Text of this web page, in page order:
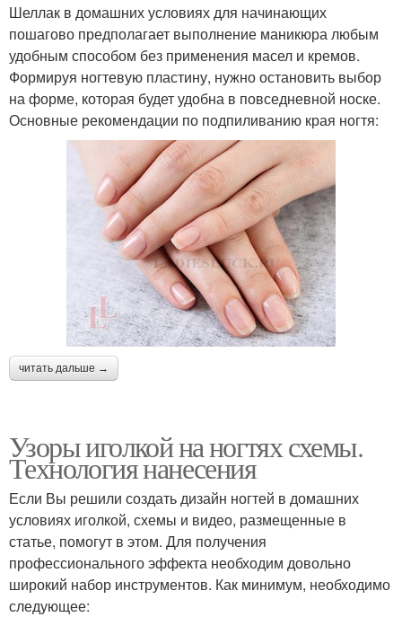
Шеллак в домашних условиях для начинающих
пошагово предполагает выполнение маникюра любым
удобным способом без применения масел и кремов.
Формируя ногтевую пластину, нужно остановить выбор
на форме, которая будет удобна в повседневной носке.
Основные рекомендации по подпиливанию края ногтя:
читать дальше →
Узоры иголкой на ногтях схемы.
Технология нанесения
Если Вы решили создать дизайн ногтей в домашних
условиях иголкой, схемы и видео, размещенные в
статье, помогут в этом. Для получения
профессионального эффекта необходим довольно
широкий набор инструментов. Как минимум, необходимо
следующее: